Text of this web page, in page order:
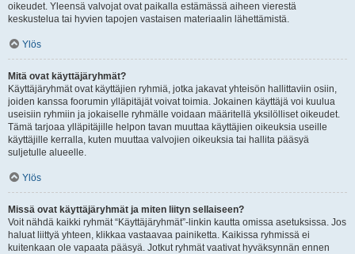
oikeudet. Yleensä valvojat ovat paikalla estämässä aiheen vierestä
keskustelua tai hyvien tapojen vastaisen materiaalin lähettämistä.
Ylös
Mitä ovat käyttäjäryhmät?
Käyttäjäryhmät ovat käyttäjien ryhmiä, jotka jakavat yhteisön hallittaviin osiin,
joiden kanssa foorumin ylläpitäjät voivat toimia. Jokainen käyttäjä voi kuulua
useisiin ryhmiin ja jokaiselle ryhmälle voidaan määritellä yksilölliset oikeudet.
Tämä tarjoaa ylläpitäjille helpon tavan muuttaa käyttäjien oikeuksia useille
käyttäjille kerralla, kuten muuttaa valvojien oikeuksia tai hallita pääsyä
suljetulle alueelle.
Ylös
Missä ovat käyttäjäryhmät ja miten liityn sellaiseen?
Voit nähdä kaikki ryhmät “Käyttäjäryhmät”-linkin kautta omissa asetuksissa. Jos
haluat liittyä yhteen, klikkaa vastaavaa painiketta. Kaikissa ryhmissä ei
kuitenkaan ole vapaata pääsyä. Jotkut ryhmät vaativat hyväksynnän ennen